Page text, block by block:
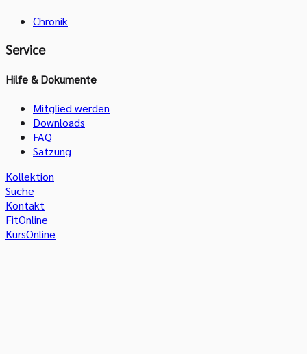
Chronik
Service
Hilfe & Dokumente
Mitglied werden
Downloads
FAQ
Satzung
Kollektion
Suche
Kontakt
FitOnline
KursOnline